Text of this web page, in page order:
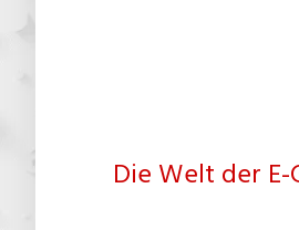
Die Welt der